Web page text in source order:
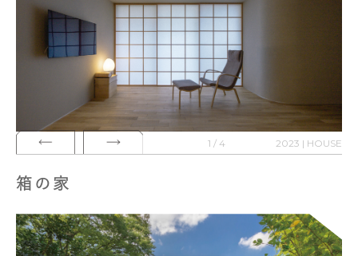
1 / 4 2023 | HOUSE
箱の家